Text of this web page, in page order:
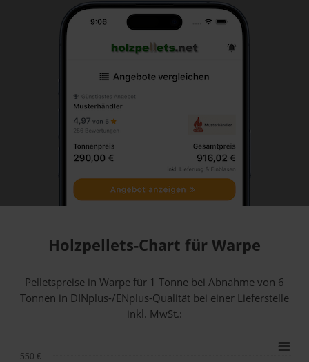
Holzpellets-Chart für Warpe
Pelletspreise in Warpe für 1 Tonne bei Abnahmevon 6
Tonnen in DINplus-/ENplus-Qualität bei einer Lieferstelle
inkl. MwSt.:
550 €